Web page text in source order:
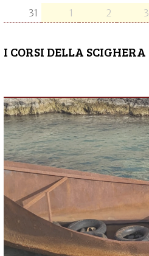
31
1 2 3
I CORSI DELLA SCIGHERA